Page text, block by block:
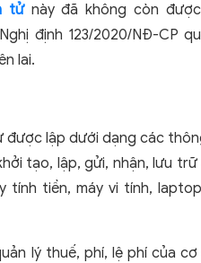
tửnày đã không còn
định 123/2020/NĐ-CP
lai.
lập dưới dạng các
tạo, lập, gửi, nhận, lưu
tiền, máy vi tính,
lý thuế, phí, lệ phí của